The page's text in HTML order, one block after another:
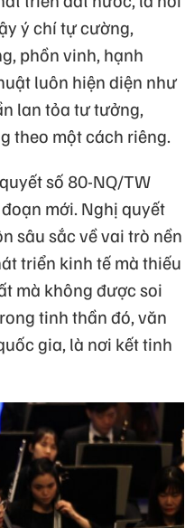
ý chí tự cường,
phồn vinh, hạnh
luôn hiện diện như
lan tỏa tư tưởng,
theo một cách riêng.
số 80-NQ/TW
mới. Nghị quyết
sâu sắc về vai trò nền
triển kinh tế mà thiếu
mà không được soi
tinh thần đó, văn
gia, là nơi kết tinh